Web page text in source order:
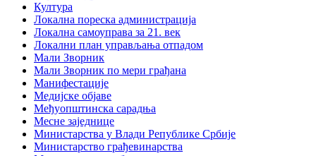
Култура
Локална пореска администрација
Локална самоуправа за 21. век
Локални план управљања отпадом
Мали Зворник
Мали Зворник по мери грађана
Манифестације
Медијске објаве
Међуопштинска сарадња
Месне заједнице
Министарства у Влади Републике Србије
Министарство грађевинарства